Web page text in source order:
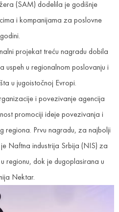
(SAM) dodelila je godišnje
i kompanijama za poslovne
projekat treću nagradu dobila
uspeh u regionalnom poslovanju i
u jugoistočnoj Evropi.
i povezivanje agencija
promociji ideje povezivanja i
regiona. Prvu nagradu, za najbolji
Naftna industrija Srbija (NIS) za
regionu, dok je dugoplasirana u
Nektar.